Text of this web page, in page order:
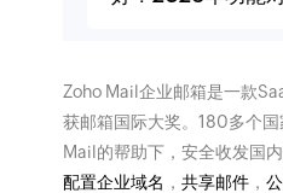
Zoho Mail企业邮箱是一款
获邮箱国际大奖。180多个
Mail的帮助下，安全收发国
配置企业域名 ， 共享邮件，